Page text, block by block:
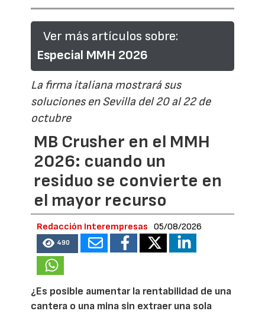
Ver más artículos sobre:
Especial MMH 2026
La firma italiana mostrará sus
soluciones en Sevilla del 20 al 22 de
octubre
MB Crusher en el MMH
2026: cuando un
residuo se convierte en
el mayor recurso
Redacción Interempresas 05/08/2026
490
¿Es posible aumentar la rentabilidad de una
cantera o una mina sin extraer una sola